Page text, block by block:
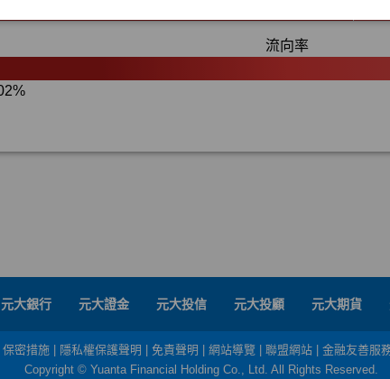
元大銀行 元大證金 元大投信 元大投顧 元大期貨
保密措施 隱私權保護聲明 免責聲明 網站導覽 聯盟網站
金融友善服
Copyright © Yuanta Financial Holding Co., Ltd. All Rights Reserved.